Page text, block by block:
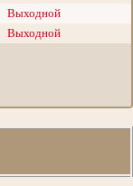
Выходной
Выходной